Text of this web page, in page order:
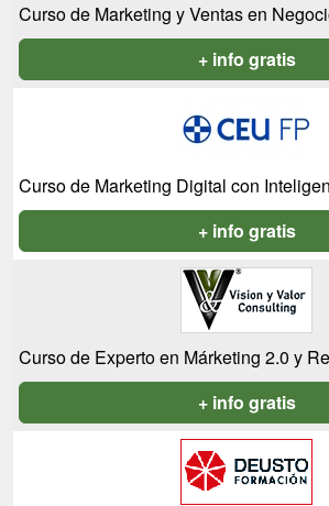
Curso de Marketing y Ventas en
+ info gratis
Curso de Marketing Digital con
+ info gratis
Curso de Experto en Márketing 2.0 y
+ info gratis